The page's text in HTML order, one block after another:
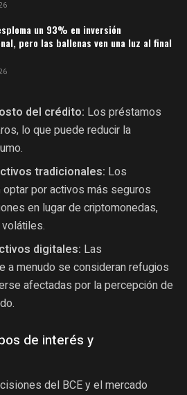
un 93% en inversión
pero las ballenas ven una luz al final
del crédito: Los préstamos
lo que puede reducir la
tradicionales: Los
por activos más seguros
en lugar de criptomonedas,
digitales: Las
a menudo se consideran refugios
afectadas por la percepción de
de interés y
del BCE y el mercado